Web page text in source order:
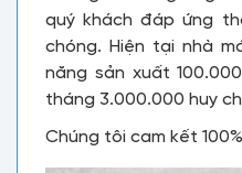
quý khách đáp ứng
chóng. Hiện tại nhà
năng sản xuất
tháng 3.000.000 huy
Chúng tôi cam kết